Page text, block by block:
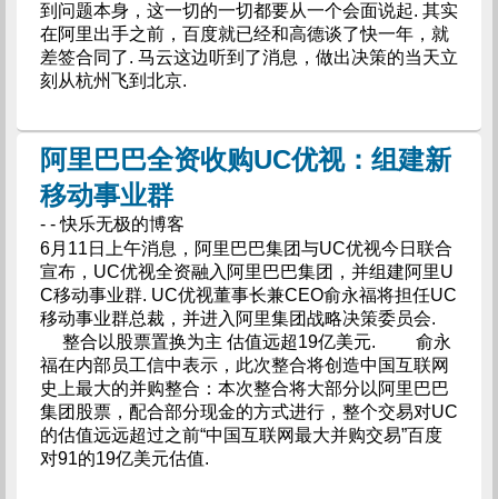
到问题本身，这一切的一切都要从一个会面说起. 其实
在阿里出手之前，百度就已经和高德谈了快一年，就
差签合同了. 马云这边听到了消息，做出决策的当天立
刻从杭州飞到北京.
阿里巴巴全资收购UC优视：组建新
移动事业群
- - 快乐无极的博客
6月11日上午消息，阿里巴巴集团与UC优视今日联合
宣布，UC优视全资融入阿里巴巴集团，并组建阿里U
C移动事业群. UC优视董事长兼CEO俞永福将担任UC
移动事业群总裁，并进入阿里集团战略决策委员会.
整合以股票置换为主 估值远超19亿美元. 俞永
福在内部员工信中表示，此次整合将创造中国互联网
史上最大的并购整合：本次整合将大部分以阿里巴巴
集团股票，配合部分现金的方式进行，整个交易对UC
的估值远远超过之前“中国互联网最大并购交易”百度
对91的19亿美元估值.